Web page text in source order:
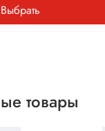
Выбрать
товары